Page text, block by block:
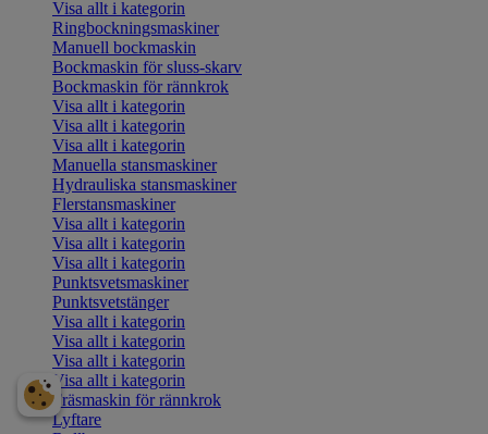
Visa allt i kategorin
Ringbockningsmaskiner
Manuell bockmaskin
Bockmaskin för sluss-skarv
Bockmaskin för rännkrok
Visa allt i kategorin
Visa allt i kategorin
Visa allt i kategorin
Manuella stansmaskiner
Hydrauliska stansmaskiner
Flerstansmaskiner
Visa allt i kategorin
Visa allt i kategorin
Visa allt i kategorin
Punktsvetsmaskiner
Punktsvetstänger
Visa allt i kategorin
Visa allt i kategorin
Visa allt i kategorin
Visa allt i kategorin
Fräsmaskin för rännkrok
Lyftare